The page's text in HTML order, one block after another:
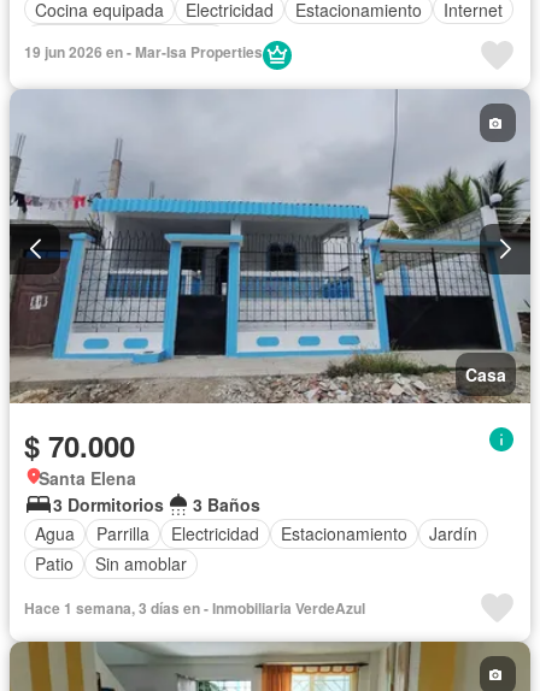
Cocina equipada
Electricidad Estacionamiento
Internet
19 jun 2026 en - Mar-Isa Properties
Casa
$ 70.000
Santa Elena
3 Dormitorios
3 Baños
Agua
Parrilla Electricidad Estacionamiento
Jardín
Patio
Sin amoblar
Hace 1 semana, 3 días en - Inmobiliaria VerdeAzul